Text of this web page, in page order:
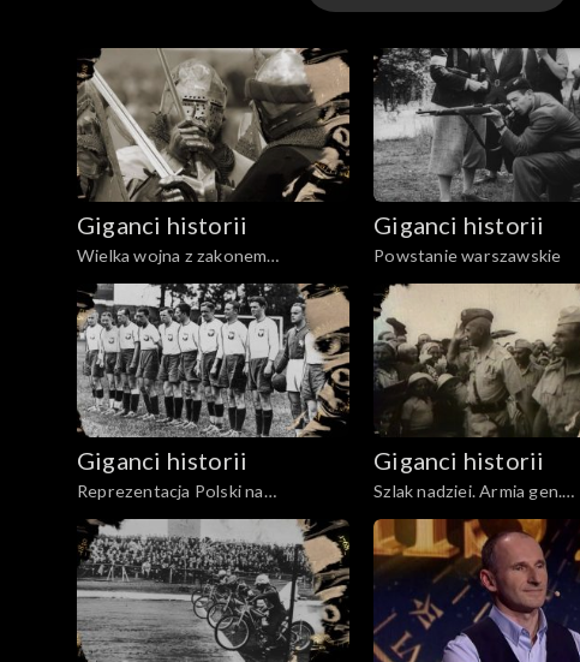
żadnych fragmentów głównego mechanizmu
zegar. 19. lipca 1974 roku, o godzinie 11:15 zegar
Warszawie wiedzą uczestnicy teleturnieju Giganci
Odcinki
Giganci historii
Wielka wojna z zakonem
krzyżackim (1409-1411)
Giganci historii
Powstanie warszawskie
Giganci historii
Reprezentacja Polski na
piłkarskich mundialach w latach
1938-2022
Giganci historii
Szlak nadziei. Armia gen.
Władysława Andersa